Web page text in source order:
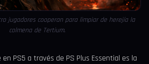
jugadores cooperan para limpiar de herejía la
colmena de Tertium.
PS5 a través de PS Plus Essential es la